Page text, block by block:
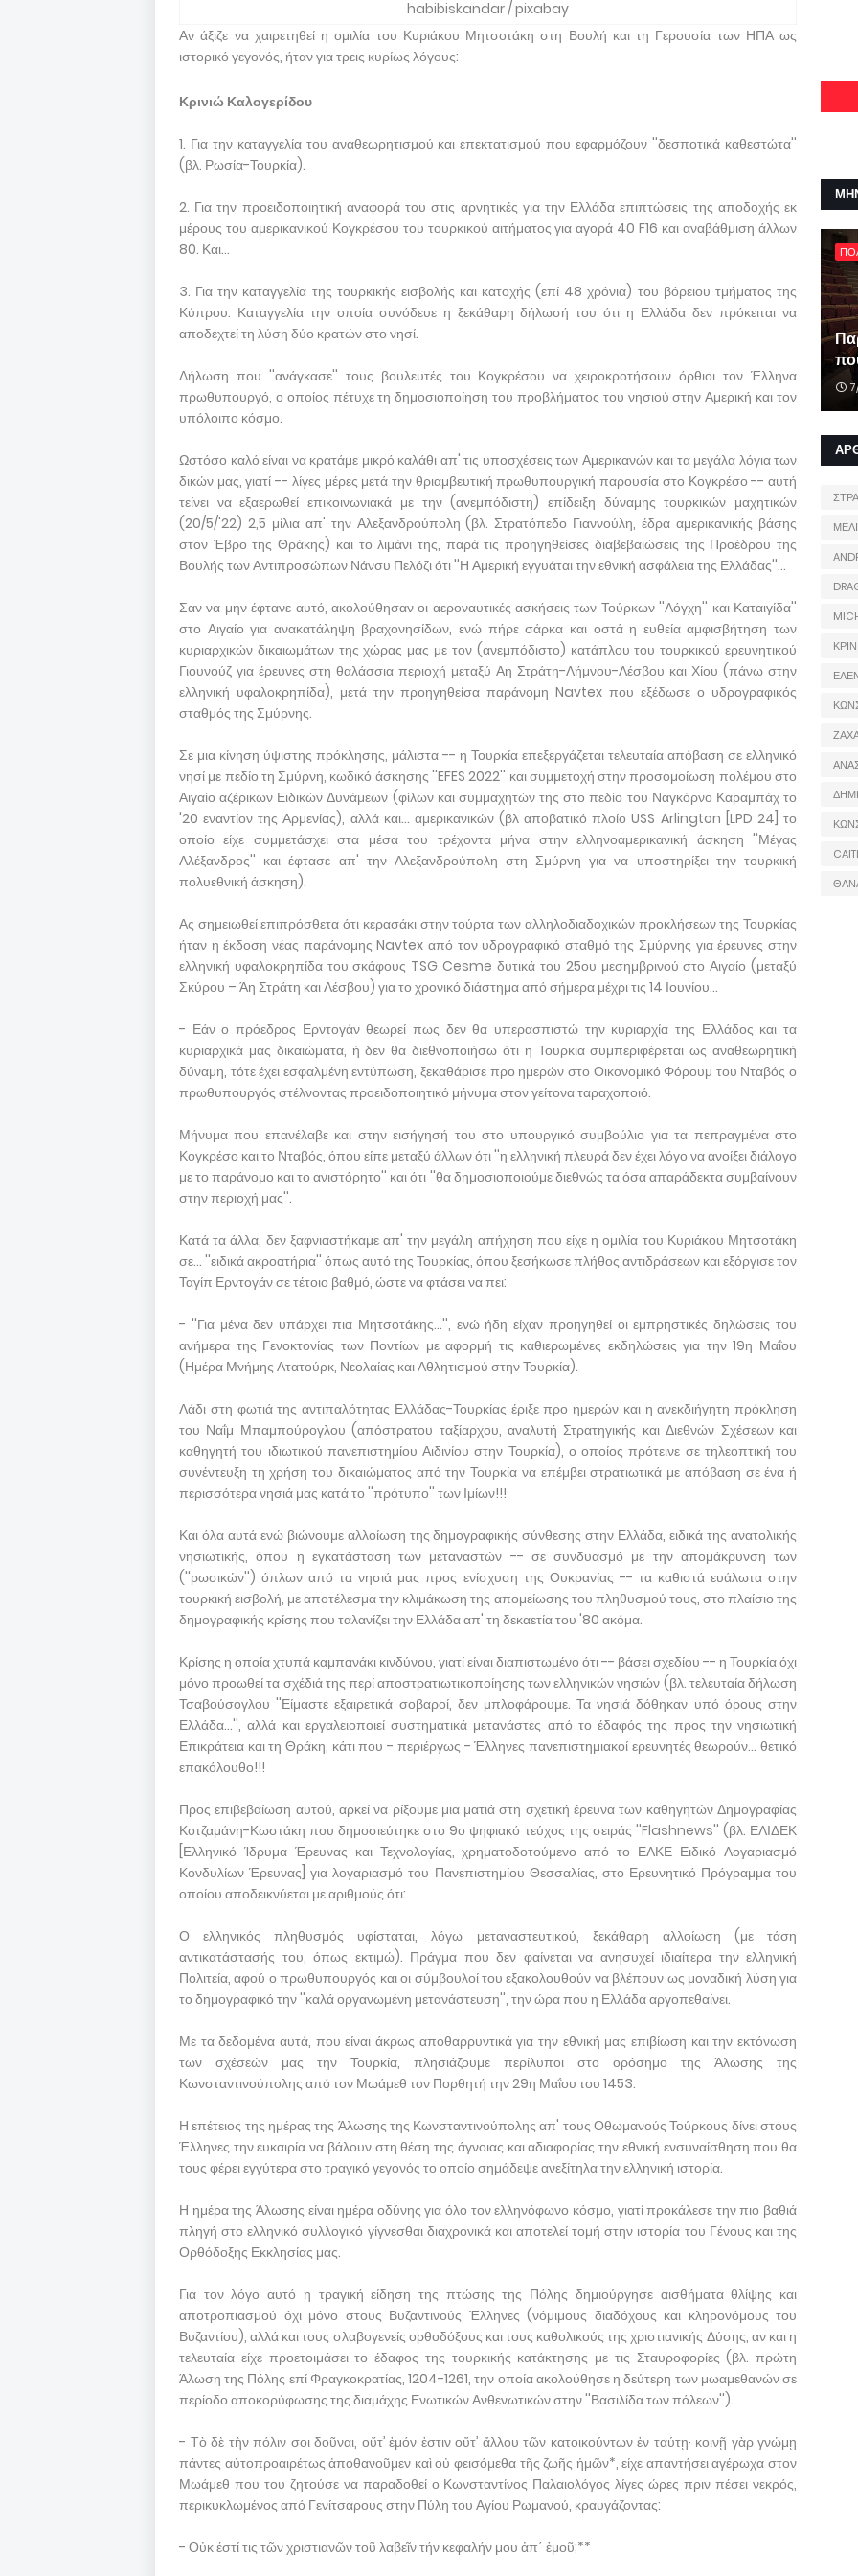
habibiskandar / pixabay
Αν άξιζε να χαιρετηθεί η ομιλία του Κυριάκου Μητσοτάκη στη Βουλή και τη Γερουσία των ΗΠΑ ως
ιστορικό γεγονός, ήταν για τρεις κυρίως λόγους:
Κρινιώ Καλογερίδου
1. Για την καταγγελία του αναθεωρητισμού και επεκτατισμού που εφαρμόζουν ''δεσποτικά καθεστώτα''
(βλ. Ρωσία-Τουρκία).
2. Για την προειδοποιητική αναφορά του στις αρνητικές για την Ελλάδα επιπτώσεις της αποδοχής εκ
μέρους του αμερικανικού Κογκρέσου του τουρκικού αιτήματος για αγορά 40 F16 και αναβάθμιση άλλων
80. Και...
3. Για την καταγγελία της τουρκικής εισβολής και κατοχής (επί 48 χρόνια) του βόρειου τμήματος της
Κύπρου. Καταγγελία την οποία συνόδευε η ξεκάθαρη δήλωσή του ότι η Ελλάδα δεν πρόκειται να
αποδεχτεί τη λύση δύο κρατών στο νησί.
Δήλωση που ''ανάγκασε'' τους βουλευτές του Κογκρέσου να χειροκροτήσουν όρθιοι τον Έλληνα
πρωθυπουργό, ο οποίος πέτυχε τη δημοσιοποίηση του προβλήματος του νησιού στην Αμερική και τον
υπόλοιπο κόσμο.
Ωστόσο καλό είναι να κρατάμε μικρό καλάθι απ' τις υποσχέσεις των Αμερικανών και τα μεγάλα λόγια των
δικών μας, γιατί -- λίγες μέρες μετά την θριαμβευτική πρωθυπουργική παρουσία στο Κογκρέσο -- αυτή
τείνει να εξαερωθεί επικοινωνιακά με την (ανεμπόδιστη) επίδειξη δύναμης τουρκικών μαχητικών
(20/5/'22) 2,5 μίλια απ' την Αλεξανδρούπολη (βλ. Στρατόπεδο Γιαννούλη, έδρα αμερικανικής βάσης
στον Έβρο της Θράκης) και το λιμάνι της, παρά τις προηγηθείσες διαβεβαιώσεις της Προέδρου της
Βουλής των Αντιπροσώπων Νάνσυ Πελόζι ότι ''Η Αμερική εγγυάται την εθνική ασφάλεια της Ελλάδας''...
Σαν να μην έφτανε αυτό, ακολούθησαν οι αεροναυτικές ασκήσεις των Τούρκων ''Λόγχη'' και Καταιγίδα''
στο Αιγαίο για ανακατάληψη βραχονησίδων, ενώ πήρε σάρκα και οστά η ευθεία αμφισβήτηση των
κυριαρχικών δικαιωμάτων της χώρας μας με τον (ανεμπόδιστο) κατάπλου του τουρκικού ερευνητικού
Γιουνούζ για έρευνες στη θαλάσσια περιοχή μεταξύ Αη Στράτη-Λήμνου-Λέσβου και Χίου (πάνω στην
ελληνική υφαλοκρηπίδα), μετά την προηγηθείσα παράνομη Navtex που εξέδωσε ο υδρογραφικός
σταθμός της Σμύρνης.
Σε μια κίνηση ύψιστης πρόκλησης, μάλιστα -- η Τουρκία επεξεργάζεται τελευταία απόβαση σε ελληνικό
νησί με πεδίο τη Σμύρνη, κωδικό άσκησης ''EFES 2022'' και συμμετοχή στην προσομοίωση πολέμου στο
Αιγαίο αζέρικων Ειδικών Δυνάμεων (φίλων και συμμαχητών της στο πεδίο του Ναγκόρνο Καραμπάχ το
'20 εναντίον της Αρμενίας), αλλά και... αμερικανικών (βλ αποβατικό πλοίο USS Arlington [LPD 24] το
οποίο είχε συμμετάσχει στα μέσα του τρέχοντα μήνα στην ελληνοαμερικανική άσκηση ''Μέγας
Αλέξανδρος'' και έφτασε απ' την Αλεξανδρούπολη στη Σμύρνη για να υποστηρίξει την τουρκική
πολυεθνική άσκηση).
Ας σημειωθεί επιπρόσθετα ότι κερασάκι στην τούρτα των αλληλοδιαδοχικών προκλήσεων της Τουρκίας
ήταν η έκδοση νέας παράνομης Navtex από τον υδρογραφικό σταθμό της Σμύρνης για έρευνες στην
ελληνική υφαλοκρηπίδα του σκάφους TSG Cesme δυτικά του 25ου μεσημβρινού στο Αιγαίο (μεταξύ
Σκύρου – Άη Στράτη και Λέσβου) για το χρονικό διάστημα από σήμερα μέχρι τις 14 Ιουνίου...
- Εάν ο πρόεδρος Ερντογάν θεωρεί πως δεν θα υπερασπιστώ την κυριαρχία της Ελλάδος και τα
κυριαρχικά μας δικαιώματα, ή δεν θα διεθνοποιήσω ότι η Τουρκία συμπεριφέρεται ως αναθεωρητική
δύναμη, τότε έχει εσφαλμένη εντύπωση, ξεκαθάρισε προ ημερών στο Οικονομικό Φόρουμ του Νταβός ο
πρωθυπουργός στέλνοντας προειδοποιητικό μήνυμα στον γείτονα ταραχοποιό.
Μήνυμα που επανέλαβε και στην εισήγησή του στο υπουργικό συμβούλιο για τα πεπραγμένα στο
Κογκρέσο και το Νταβός, όπου είπε μεταξύ άλλων ότι ''η ελληνική πλευρά δεν έχει λόγο να ανοίξει διάλογο
με το παράνομο και το ανιστόρητο'' και ότι ''θα δημοσιοποιούμε διεθνώς τα όσα απαράδεκτα συμβαίνουν
στην περιοχή μας''.
Κατά τα άλλα, δεν ξαφνιαστήκαμε απ' την μεγάλη απήχηση που είχε η ομιλία του Κυριάκου Μητσοτάκη
σε... ''ειδικά ακροατήρια'' όπως αυτό της Τουρκίας, όπου ξεσήκωσε πλήθος αντιδράσεων και εξόργισε τον
Ταγίπ Ερντογάν σε τέτοιο βαθμό, ώστε να φτάσει να πει:
- ''Για μένα δεν υπάρχει πια Μητσοτάκης...'', ενώ ήδη είχαν προηγηθεί οι εμπρηστικές δηλώσεις του
ανήμερα της Γενοκτονίας των Ποντίων με αφορμή τις καθιερωμένες εκδηλώσεις για την 19η Μαΐου
(Ημέρα Μνήμης Ατατούρκ, Νεολαίας και Αθλητισμού στην Τουρκία).
Λάδι στη φωτιά της αντιπαλότητας Ελλάδας-Τουρκίας έριξε προ ημερών και η ανεκδιήγητη πρόκληση
του Ναΐμ Μπαμπούρογλου (απόστρατου ταξίαρχου, αναλυτή Στρατηγικής και Διεθνών Σχέσεων και
καθηγητή του ιδιωτικού πανεπιστημίου Αιδινίου στην Τουρκία), ο οποίος πρότεινε σε τηλεοπτική του
συνέντευξη τη χρήση του δικαιώματος από την Τουρκία να επέμβει στρατιωτικά με απόβαση σε ένα ή
περισσότερα νησιά μας κατά το ''πρότυπο'' των Ιμίων!!!
Και όλα αυτά ενώ βιώνουμε αλλοίωση της δημογραφικής σύνθεσης στην Ελλάδα, ειδικά της ανατολικής
νησιωτικής, όπου η εγκατάσταση των μεταναστών -- σε συνδυασμό με την απομάκρυνση των
(''ρωσικών'') όπλων από τα νησιά μας προς ενίσχυση της Ουκρανίας -- τα καθιστά ευάλωτα στην
τουρκική εισβολή, με αποτέλεσμα την κλιμάκωση της απομείωσης του πληθυσμού τους, στο πλαίσιο της
δημογραφικής κρίσης που ταλανίζει την Ελλάδα απ' τη δεκαετία του '80 ακόμα.
Κρίσης η οποία χτυπά καμπανάκι κινδύνου, γιατί είναι διαπιστωμένο ότι -- βάσει σχεδίου -- η Τουρκία όχι
μόνο προωθεί τα σχέδιά της περί αποστρατιωτικοποίησης των ελληνικών νησιών (βλ. τελευταία δήλωση
Τσαβούσογλου ''Είμαστε εξαιρετικά σοβαροί, δεν μπλοφάρουμε. Τα νησιά δόθηκαν υπό όρους στην
Ελλάδα...'', αλλά και εργαλειοποιεί συστηματικά μετανάστες από το έδαφός της προς την νησιωτική
Επικράτεια και τη Θράκη, κάτι που - περιέργως - Έλληνες πανεπιστημιακοί ερευνητές θεωρούν... θετικό
επακόλουθο!!!
Προς επιβεβαίωση αυτού, αρκεί να ρίξουμε μια ματιά στη σχετική έρευνα των καθηγητών Δημογραφίας
Κοτζαμάνη-Κωστάκη που δημοσιεύτηκε στο 9ο ψηφιακό τεύχος της σειράς ''Flashnews'' (βλ. ΕΛΙΔΕΚ
[Ελληνικό Ίδρυμα Έρευνας και Τεχνολογίας, χρηματοδοτούμενο από το ΕΛΚΕ Ειδικό Λογαριασμό
Κονδυλίων Έρευνας] για λογαριασμό του Πανεπιστημίου Θεσσαλίας, στο Ερευνητικό Πρόγραμμα του
οποίου αποδεικνύεται με αριθμούς ότι:
Ο ελληνικός πληθυσμός υφίσταται, λόγω μεταναστευτικού, ξεκάθαρη αλλοίωση (με τάση
αντικατάστασής του, όπως εκτιμώ). Πράγμα που δεν φαίνεται να ανησυχεί ιδιαίτερα την ελληνική
Πολιτεία, αφού ο πρωθυπουργός και οι σύμβουλοί του εξακολουθούν να βλέπουν ως μοναδική λύση για
το δημογραφικό την ''καλά οργανωμένη μετανάστευση'', την ώρα που η Ελλάδα αργοπεθαίνει.
Με τα δεδομένα αυτά, που είναι άκρως αποθαρρυντικά για την εθνική μας επιβίωση και την εκτόνωση
των σχέσεών μας την Τουρκία, πλησιάζουμε περίλυποι στο ορόσημο της Άλωσης της
Κωνσταντινούπολης από τον Μωάμεθ τον Πορθητή την 29η Μαΐου του 1453.
Η επέτειος της ημέρας της Άλωσης της Κωνσταντινούπολης απ' τους Οθωμανούς Τούρκους δίνει στους
Έλληνες την ευκαιρία να βάλουν στη θέση της άγνοιας και αδιαφορίας την εθνική ενσυναίσθηση που θα
τους φέρει εγγύτερα στο τραγικό γεγονός το οποίο σημάδεψε ανεξίτηλα την ελληνική ιστορία.
Η ημέρα της Άλωσης είναι ημέρα οδύνης για όλο τον ελληνόφωνο κόσμο, γιατί προκάλεσε την πιο βαθιά
πληγή στο ελληνικό συλλογικό γίγνεσθαι διαχρονικά και αποτελεί τομή στην ιστορία του Γένους και της
Ορθόδοξης Εκκλησίας μας.
Για τον λόγο αυτό η τραγική είδηση της πτώσης της Πόλης δημιούργησε αισθήματα θλίψης και
αποτροπιασμού όχι μόνο στους Βυζαντινούς Έλληνες (νόμιμους διαδόχους και κληρονόμους του
Βυζαντίου), αλλά και τους σλαβογενείς ορθοδόξους και τους καθολικούς της χριστιανικής Δύσης, αν και η
τελευταία είχε προετοιμάσει το έδαφος της τουρκικής κατάκτησης με τις Σταυροφορίες (βλ. πρώτη
Άλωση της Πόλης επί Φραγκοκρατίας, 1204-1261, την οποία ακολούθησε η δεύτερη των μωαμεθανών σε
περίοδο αποκορύφωσης της διαμάχης Ενωτικών Ανθενωτικών στην ''Βασιλίδα των πόλεων'').
- Τὸ δὲ τὴν πόλιν σοι δοῦναι, οὔτ’ ἐμόν ἐστιν οὔτ’ ἄλλου τῶν κατοικούντων ἐν ταύτῃ· κοινῇ γὰρ γνώμῃ
πάντες αὐτοπροαιρέτως ἀποθανοῦμεν καὶ οὐ φεισόμεθα τῆς ζωῆς ἡμῶν*, είχε απαντήσει αγέρωχα στον
Μωάμεθ που του ζητούσε να παραδοθεί ο Κωνσταντίνος Παλαιολόγος λίγες ώρες πριν πέσει νεκρός,
περικυκλωμένος από Γενίτσαρους στην Πύλη του Αγίου Ρωμανού, κραυγάζοντας:
- Οὐκ έστί τις τῶν χριστιανῶν τοῦ λαβεῖν τήν κεφαλήν μου ἀπ΄ ἐμοῦ;**